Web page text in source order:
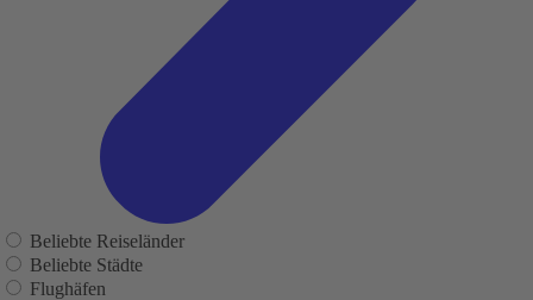
Beliebte Reiseländer
Beliebte Städte
Flughäfen